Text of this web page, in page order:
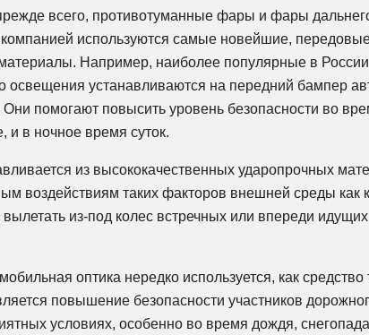
всего, противотуманные фары и фары
используются самые новейшие,
Например, наиболее популярные в России
освещения устанавливаются на передний бампер
помогают повысить уровень безопасности во
и в ночное время суток.
из высококачественных ударопрочных
воздействиям таких факторов внешней среды как
из-под колес встречных или впереди идущих
оптика нередко используется, как средство
повышение безопасности участников
условиях, особенно во время дождя,